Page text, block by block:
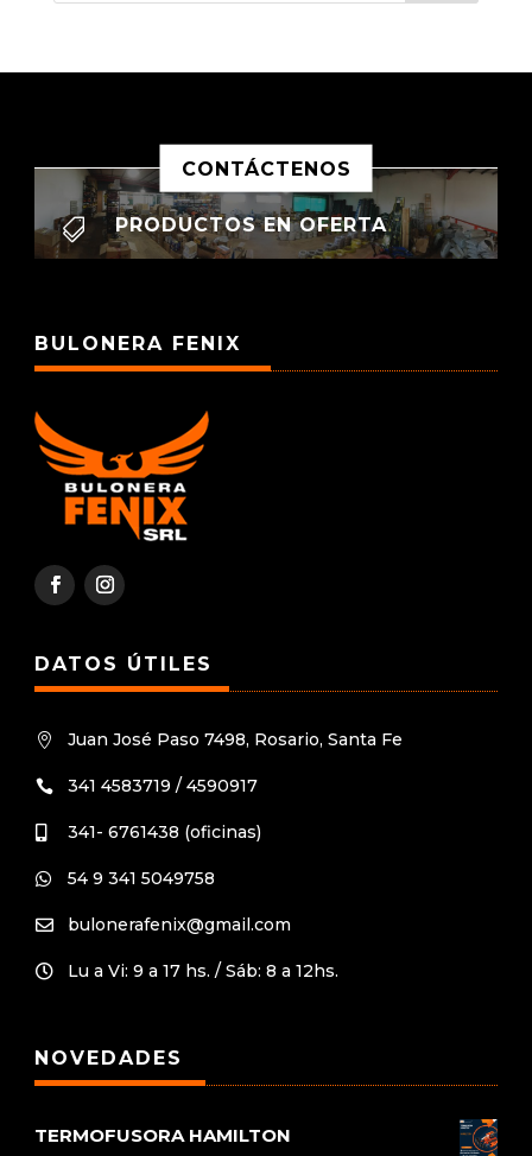
CONTÁCTENOS
 PRODUCTOS EN OFERTA
BULONERA FENIX
DATOS ÚTILES
 Juan José Paso 7498, Rosario, Santa Fe
 341 4583719 / 4590917
 341- 6761438 (oficinas)
 54 9 341 5049758
 bulonerafenix@gmail.com
 Lu a Vi: 9 a 17 hs. / Sáb: 8 a 12hs.
NOVEDADES
TERMOFUSORA HAMILTON